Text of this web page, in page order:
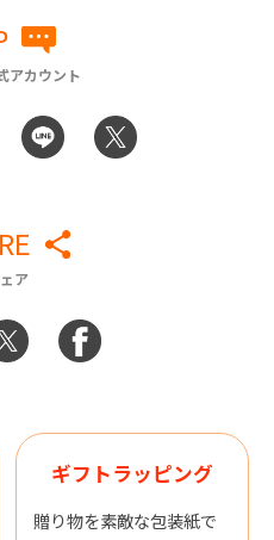
アカウント
ア
ギフトラッピング
贈り物を素敵な包装紙で